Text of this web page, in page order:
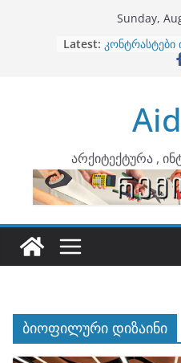
Sunday,
Latest: ბინების
კონტრასტები
ინტერიერის
არტემიდი
არქიტექტურა ,
ბიოფილური დიზაინი